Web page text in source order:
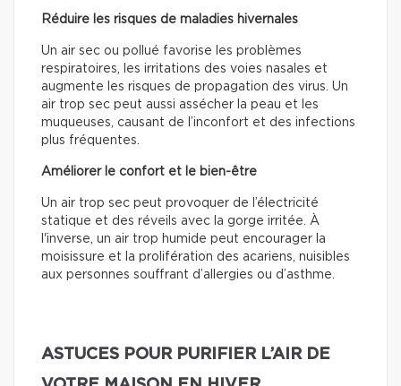
Réduire les risques de maladies hivernales
Un air sec ou pollué favorise les problèmes
respiratoires, les irritations des voies nasales et
augmente les risques de propagation des virus. Un
air trop sec peut aussi assécher la peau et les
muqueuses, causant de l’inconfort et des infections
plus fréquentes.
Améliorer le confort et le bien-être
Un air trop sec peut provoquer de l’électricité
statique et des réveils avec la gorge irritée. À
l'inverse, un air trop humide peut encourager la
moisissure et la prolifération des acariens, nuisibles
aux personnes souffrant d’allergies ou d’asthme.
ASTUCES POUR PURIFIER L’AIR DE